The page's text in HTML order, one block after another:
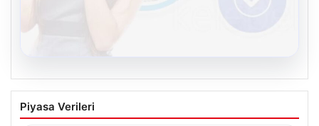
Kelebek chat adresi İle Çevrim içi
İletişimin Güvenli Adresi Ve Sohbet
Piyasa Verileri